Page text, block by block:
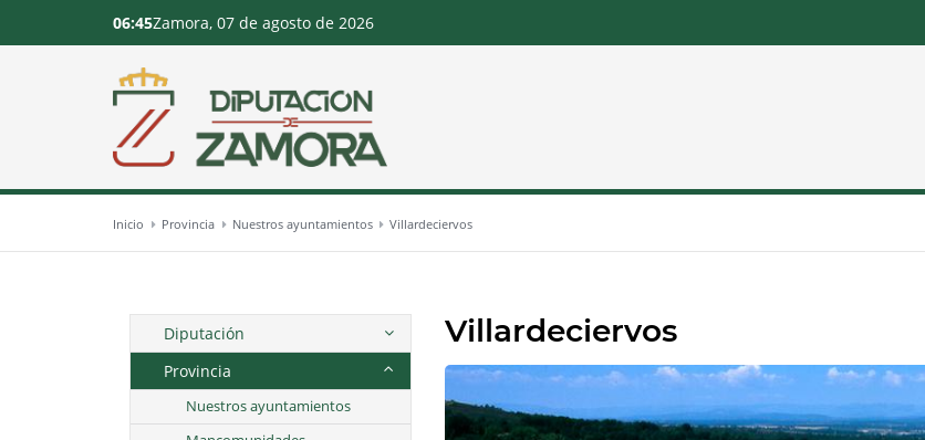
06:45Zamora, 07 de agosto de 2026
Inicio Provincia Nuestros ayuntamientos Villardeciervos
Villardeciervos
Diputación
Provincia
Nuestros ayuntamientos